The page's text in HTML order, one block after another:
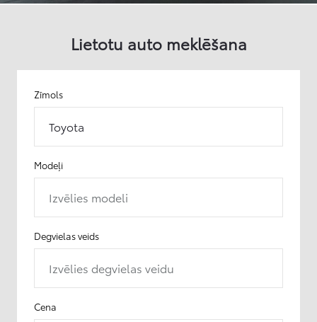
Lietotu auto meklēšana
Zīmols
Toyota
Modeļi
Izvēlies modeli
Degvielas veids
Izvēlies degvielas veidu
Cena